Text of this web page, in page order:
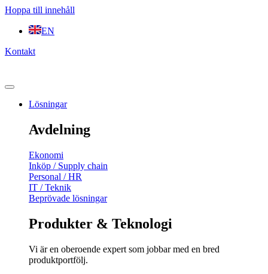
Hoppa till innehåll
EN
Kontakt
Lösningar
Avdelning
Ekonomi
Inköp / Supply chain
Personal / HR
IT / Teknik
Beprövade lösningar
Produkter & Teknologi
Vi är en oberoende expert som jobbar med en bred
produktportfölj.